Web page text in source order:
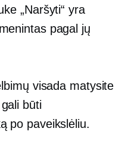
„Naršyti“ yra
pagal jų
visada matysite
būti
po paveikslėliu.